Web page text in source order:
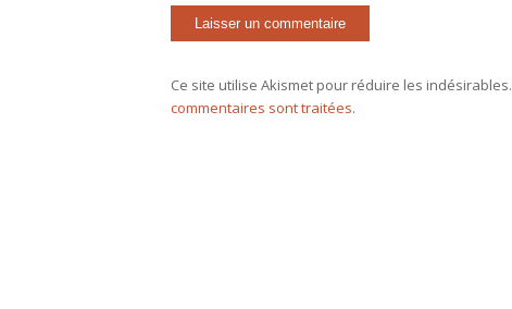
Ce site utilise Akismet pour réduire les indésirables.
commentaires sont traitées.